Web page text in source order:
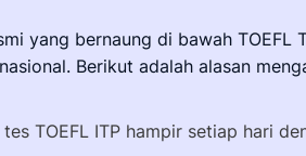
yang bernaung di bawah
Berikut adalah alasan
TOEFL ITP hampir setiap hari